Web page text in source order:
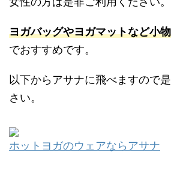
ヨガバッグやヨガマットなど小
でおすすめです。
以下からアサナに飛べますので
さい。
ホットヨガのウェアならアサナ